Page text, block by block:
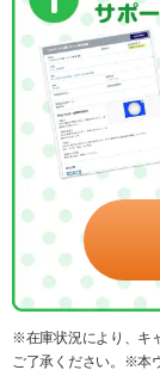
※在庫状況により、キ
ご了承ください。※本